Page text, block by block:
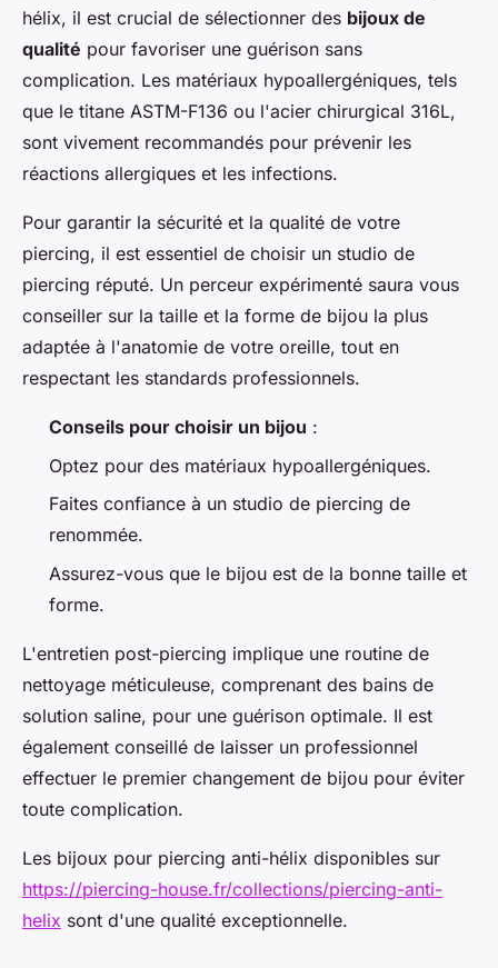
hélix, il est crucial de sélectionner des bijoux de
qualité pour favoriser une guérison sans
complication. Les matériaux hypoallergéniques, tels
que le titane ASTM-F136 ou l'acier chirurgical 316L,
sont vivement recommandés pour prévenir les
réactions allergiques et les infections.
Pour garantir la sécurité et la qualité de votre
piercing, il est essentiel de choisir un studio de
piercing réputé. Un perceur expérimenté saura vous
conseiller sur la taille et la forme de bijou la plus
adaptée à l'anatomie de votre oreille, tout en
respectant les standards professionnels.
Conseils pour choisir un bijou :
Optez pour des matériaux hypoallergéniques.
Faites confiance à un studio de piercing de
renommée.
Assurez-vous que le bijou est de la bonne taille et
forme.
L'entretien post-piercing implique une routine de
nettoyage méticuleuse, comprenant des bains de
solution saline, pour une guérison optimale. Il est
également conseillé de laisser un professionnel
effectuer le premier changement de bijou pour éviter
toute complication.
Les bijoux pour piercing anti-hélix disponibles sur
https://piercing-house.fr/collections/piercing-anti-
helix sont d'une qualité exceptionnelle.